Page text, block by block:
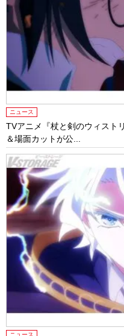
ニュース
TVアニメ『杖と剣のウィスト
＆場面カットが公...
ニュース